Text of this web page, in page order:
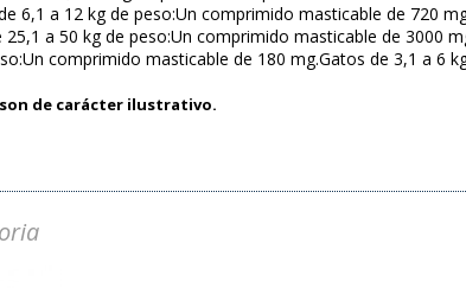
6,1 a 12 kg de peso:Un comprimido masticable de 720
a 50 kg de peso:Un comprimido masticable de 3000
comprimido masticable de 180 mg.Gatos de 3,1 a 6
de carácter ilustrativo.